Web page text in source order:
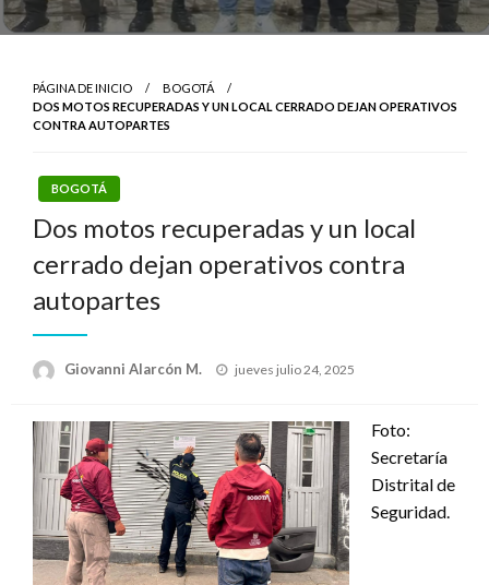
PÁGINA DE INICIO
BOGOTÁ
DOS MOTOS RECUPERADAS Y UN LOCAL CERRADO DEJAN OPERATIVOS
CONTRA AUTOPARTES
BOGOTÁ
Dos motos recuperadas y un local
cerrado dejan operativos contra
autopartes
Giovanni Alarcón M.
Publicado
jueves julio 24, 2025
Foto:
Secretaría
Distrital de
Seguridad.